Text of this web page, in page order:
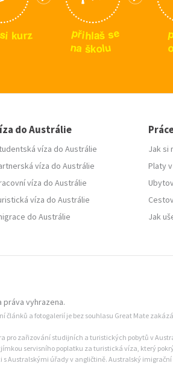
i kurz přihlaš se
na školu o
do Austrálie
víza do Austrálie
víza do Austrálie
víza do Austrálie
víza do Austrálie
do Austrálie
Jak si
Platy
Jak
práva vyhrazena.
článků a fotogalerií je bez souhlasu Great Mate
pro zařizování studijních a turistických pobytů v
servisního poplatku za turistická víza, který
Australskými úřady v angličtině. Australský